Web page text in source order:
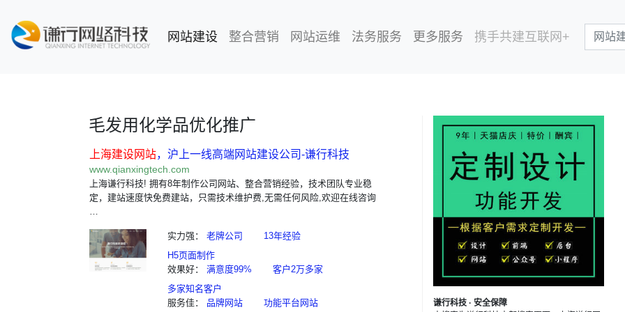
网站建设 (current)
整合营销 网站运维 法务服务 更多服务 携手共建互联网+
毛发用化学品优化推广
上海建设网站，沪上一线高端网站建设公司-谦行科技
www.qianxingtech.com
上海谦行科技! 拥有8年制作公司网站、整合营销经验，技术团队专业稳
定，建站速度快免费建站，只需技术维护费,无需任何风险,欢迎在线咨询
…
实力强： 老牌公司
13年经验
H5页面制作
效果好：
满意度99%
客户2万多家
多家知名客户
服务佳：
品牌网站 功能平台网站
谦行科技 · 安全保障